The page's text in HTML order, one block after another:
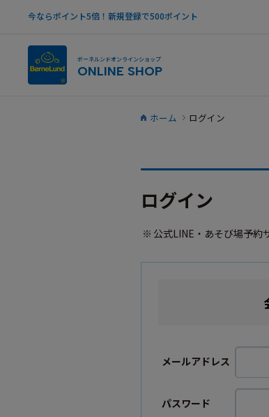
今ならポイント5倍！新規登録で500ポイント
ボーネルンドオンラインショップ
ONLINE SHOP
ホーム ログイン
ログイン
公式LINE・あそび場予約
メールアドレス
パスワード